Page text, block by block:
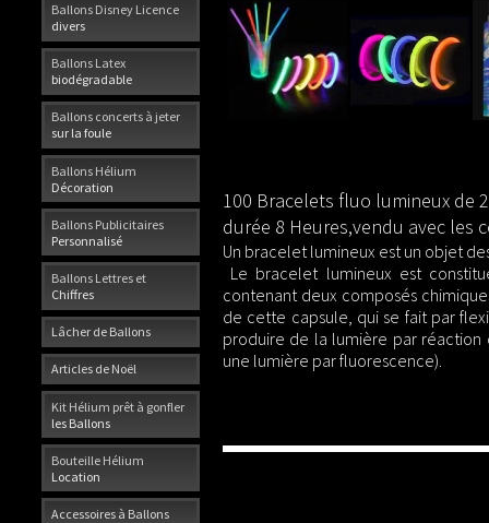
Ballons Disney Licence
divers
Ballons Latex
biodégradable
Ballons concerts à jeter
sur la foule
Ballons Hélium
Décoration
Ballons Publicitaires
Personnalisé
Ballons Lettres et
Chiffres
Lâcher de Ballons
Articles de Noël
Kit Hélium prêt à gonfler
les Ballons
Bouteille Hélium
Location
Accessoires à Ballons
100 Bracelets fluo lumineux de
durée 8 Heures,vendu avec les
Un bracelet lumineux est un objet
Le bracelet lumineux est
contenant deux composés
de cette capsule, qui se fait par
produire de la lumière par réaction
une lumière par fluorescence).